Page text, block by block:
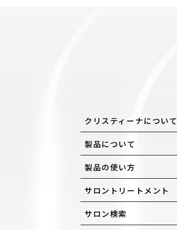
クリスティーナについて
製品について
製品の使い方
サロントリートメント
サロン検索